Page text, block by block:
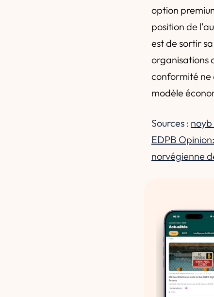
option
position de
est de sortir
organisations
conformité ne
modèle
Sources :
EDPB
norvégienne